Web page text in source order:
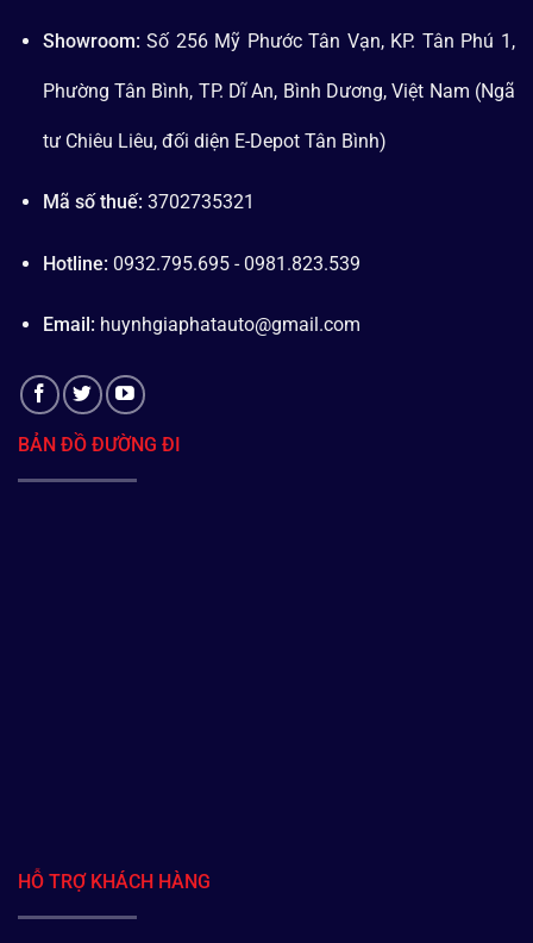
Showroom: Số 256 Mỹ Phước Tân Vạn, KP. Tân Phú 1,
Phường Tân Bình, TP. Dĩ An, Bình Dương, Việt Nam (Ngã
tư Chiêu Liêu, đối diện E-Depot Tân Bình)
Mã số thuế: 3702735321
Hotline: 0932.795.695 - 0981.823.539
Email: huynhgiaphatauto@gmail.com
BẢN ĐỒ ĐƯỜNG ĐI
HỖ TRỢ KHÁCH HÀNG